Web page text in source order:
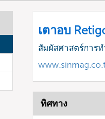
เตาอบ
สัมผัสศาสตร์การ
ทิศทาง